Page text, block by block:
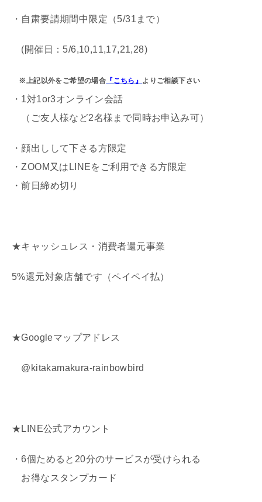
・自粛要請期間中限定 （5/31まで）
(開催日： 5/6,10,11,17,21,28)
※上記以外をご希望の場合 『こちら』 よりご相談下さい
・1対1or3オンライン会話
（ご友人様など2名様まで同時お申込み可）
・顔出しして下さる方限定
・ZOOM又はLINEをご利用できる方限定
・前日締め切り
★キャッシュレス・消費者還元事業
5%還元対象店舗です（ペイペイ払）
★Googleマップアドレス
@kitakamakura-rainbowbird
★LINE公式アカウント
・6個ためると20分のサービスが受けられる
お得なスタンプカード